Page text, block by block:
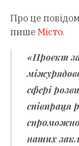
Про це
пише Місто.
«Проєкт
сфері
співпраця
наших